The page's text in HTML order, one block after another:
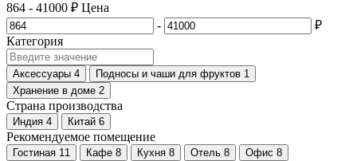
864 - 41000 ₽ Цена
-
₽
Категория
Аксессуары 4 Подносы и чаши для фруктов 1
Хранение в доме 2
Страна производства
Индия 4 Китай 6
Рекомендуемое помещение
Гостиная 11 Кафе 8 Кухня 8 Отель 8 Офис 8